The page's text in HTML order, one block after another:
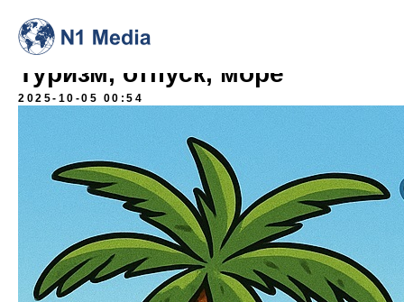
Туризм, отпуск, море
2025-10-05 00:54